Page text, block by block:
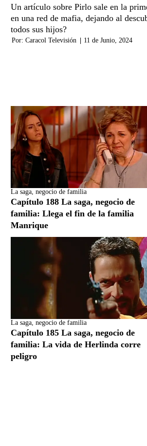
Un artículo sobre Pirlo sale en la
en una red de mafia, dejando al
todos sus hijos?
Por: Caracol Televisión
11 de Junio, 2024
La saga, negocio de familia
Capítulo 188 La saga, negocio de
familia: Llega el fin de la familia
Manrique
La saga, negocio de familia
Capítulo 185 La saga, negocio de
familia: La vida de Herlinda corre
peligro